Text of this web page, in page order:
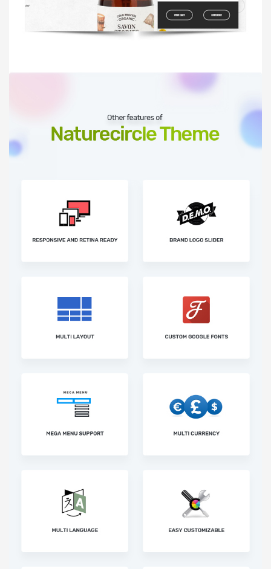
Báo giá & Đặt hàng: